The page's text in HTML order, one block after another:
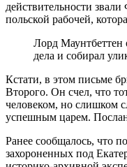
действительности
польской рабочей,
Лорд Маунтбеттен
дела и собирал
Кстати, в этом письме
Второго. Он счел, что
человеком, но слишком
успешным царем.
Ранее сообщалось, что
захороненных под